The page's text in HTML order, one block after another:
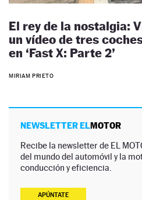
El rey de la nostalgia:
un vídeo de tres
en ‘Fast X: Parte 2’
MIRIAM PRIETO
NEWSLETTER ELMOTOR
Recibe la newsletter de EL
del mundo del automóvil y la
conducción y eficiencia.
APÚNTATE